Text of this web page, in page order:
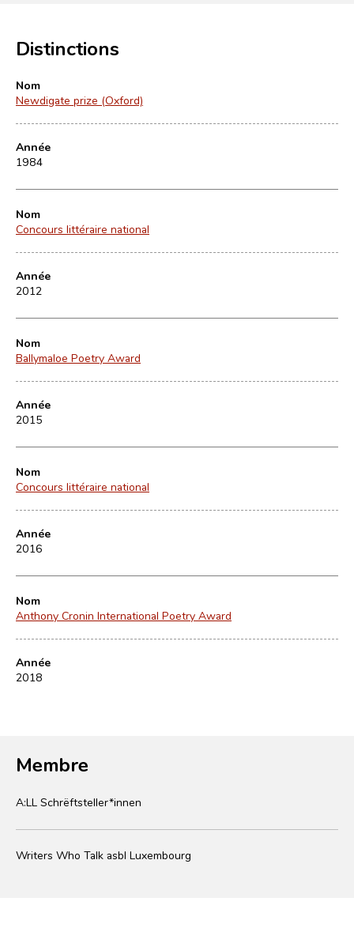
Distinctions
Nom
Newdigate prize (Oxford)
Année
1984
Nom
Concours littéraire national
Année
2012
Nom
Ballymaloe Poetry Award
Année
2015
Nom
Concours littéraire national
Année
2016
Nom
Anthony Cronin International Poetry Award
Année
2018
Membre
A:LL Schrëftsteller*innen
Writers Who Talk asbl Luxembourg